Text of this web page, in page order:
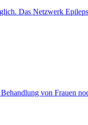
Das Netzwerk
von Frauen